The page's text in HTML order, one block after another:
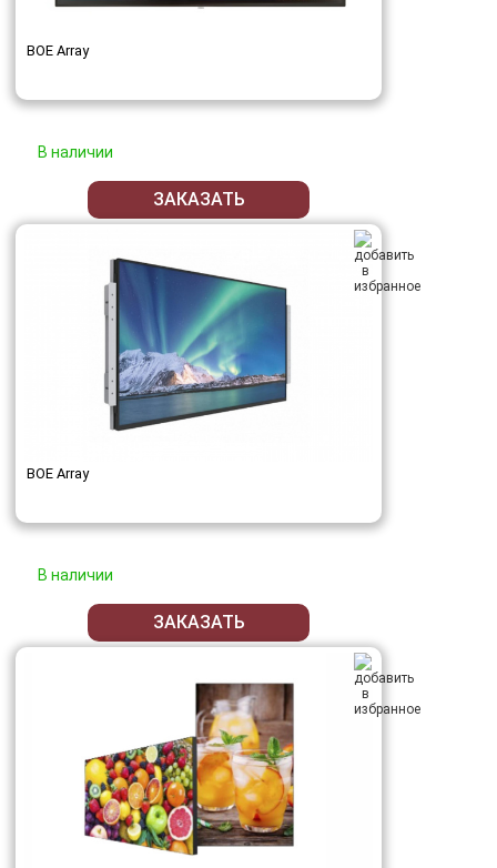
BOE Array
В наличии
ЗАКАЗАТЬ
BOE Array
В наличии
ЗАКАЗАТЬ